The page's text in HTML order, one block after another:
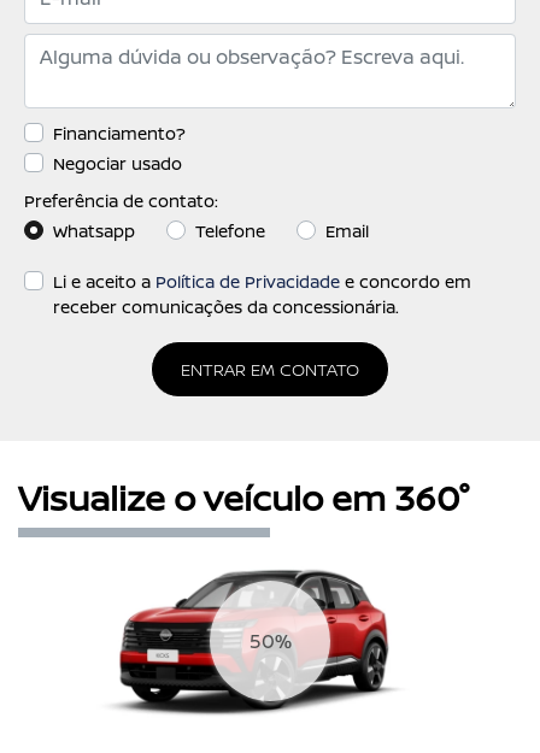
Financiamento?
Negociar usado
Preferência de contato:
Whatsapp
Telefone Email
Li e aceito a Política de Privacidade e concordo em
receber comunicações da concessionária.
ENTRAR EM CONTATO
Visualize o veículo em 360°
63%